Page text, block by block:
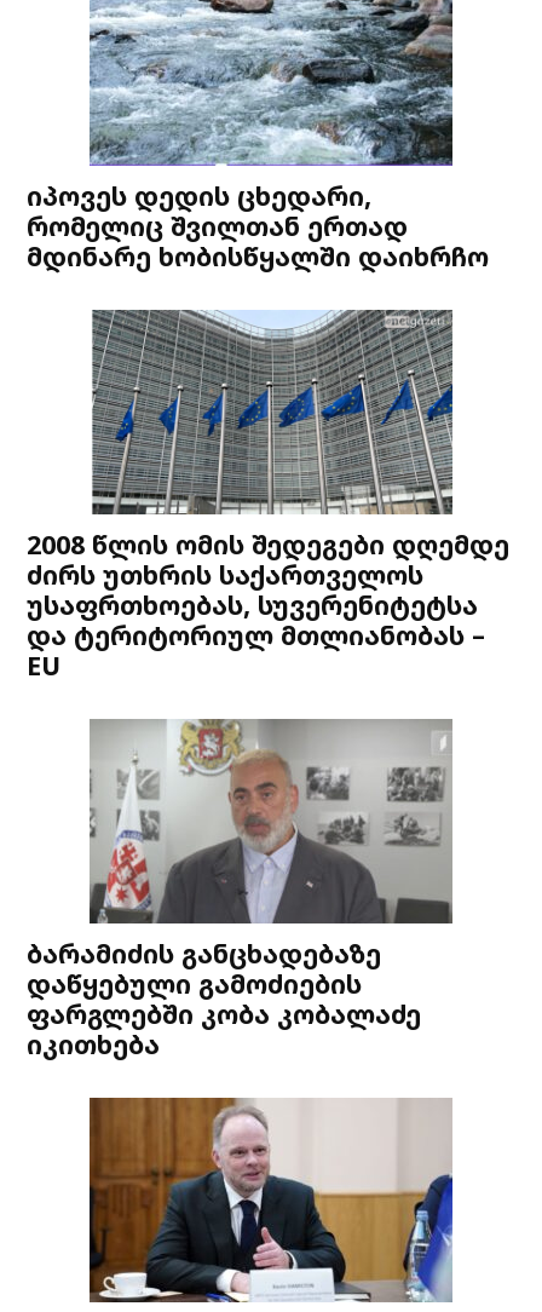
იპოვეს დედის ცხედარი,
რომელიც შვილთან ერთად
მდინარე ხობისწყალში დაიხრჩო
2008 წლის ომის შედეგები დღემდე
ძირს უთხრის საქართველოს
უსაფრთხოებას, სუვერენიტეტსა
და ტერიტორიულ მთლიანობას –
EU
ბარამიძის განცხადებაზე
დაწყებული გამოძიების
ფარგლებში კობა კობალაძე
იკითხება